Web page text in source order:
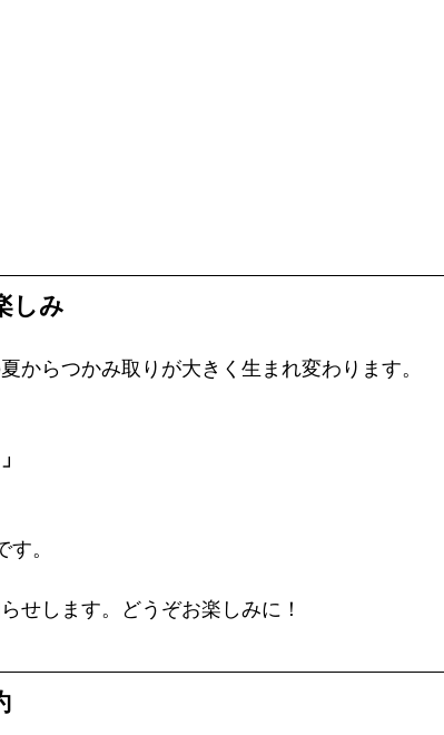
しみ
からつかみ取りが大きく生まれ変わります。
。
せします。どうぞお楽しみに！